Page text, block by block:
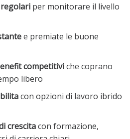
per monitorare il livello
e premiate le buone
competitiviche coprano
libero
con opzioni di lavoro ibrido
crescitacon formazione,